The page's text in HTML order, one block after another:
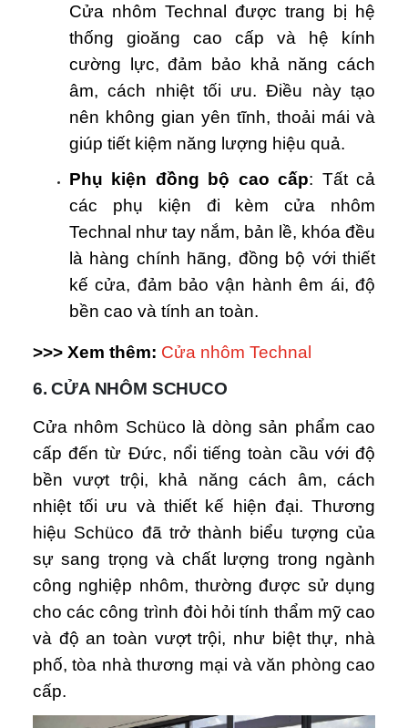
Cửa nhôm Technal được trang bị hệ
thống gioăng cao cấp và hệ kính
cường lực, đảm bảo khả năng cách
âm, cách nhiệt tối ưu. Điều này tạo
nên không gian yên tĩnh, thoải mái và
giúp tiết kiệm năng lượng hiệu quả.
Phụ kiện đồng bộ cao cấp: Tất cả
các phụ kiện đi kèm cửa nhôm
Technal như tay nắm, bản lề, khóa đều
là hàng chính hãng, đồng bộ với thiết
kế cửa, đảm bảo vận hành êm ái, độ
bền cao và tính an toàn.
>>> Xem thêm: Cửa nhôm Technal
6. CỬA NHÔM SCHUCO
Cửa nhôm Schüco là dòng sản phẩm cao
cấp đến từ Đức, nổi tiếng toàn cầu với độ
bền vượt trội, khả năng cách âm, cách
nhiệt tối ưu và thiết kế hiện đại. Thương
hiệu Schüco đã trở thành biểu tượng của
sự sang trọng và chất lượng trong ngành
công nghiệp nhôm, thường được sử dụng
cho các công trình đòi hỏi tính thẩm mỹ cao
và độ an toàn vượt trội, như biệt thự, nhà
phố, tòa nhà thương mại và văn phòng cao
cấp.